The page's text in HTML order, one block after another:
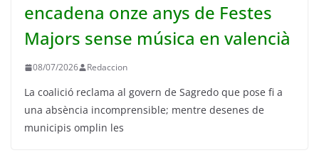
encadena onze anys de Festes
Majors sense música en valencià
08/07/2026 Redaccion
La coalició reclama al govern de Sagredo que pose fi a
una absència incomprensible; mentre desenes de
municipis omplin les